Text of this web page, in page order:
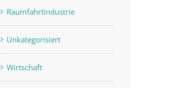
Raumfahrtindustrie
Unkategorisiert
Wirtschaft